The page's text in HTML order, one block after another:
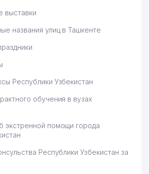
выставки
названия улиц в Ташкенте
Республики Узбекистан
обучения в вузах
экстренной помощи города
Республики Узбекистан за